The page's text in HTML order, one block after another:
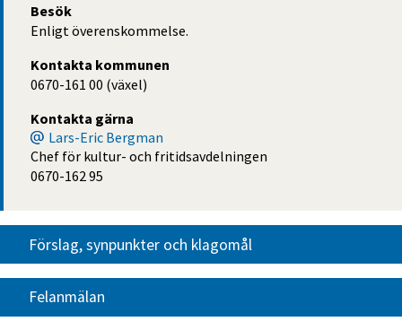
Besök
Enligt överenskommelse.
Kontakta kommunen
0670-161 00 (växel)
Kontakta gärna
Lars-Eric Bergman
Chef för kultur- och fritidsavdelningen
0670-162 95
Förslag, synpunkter och klagomål
Felanmälan